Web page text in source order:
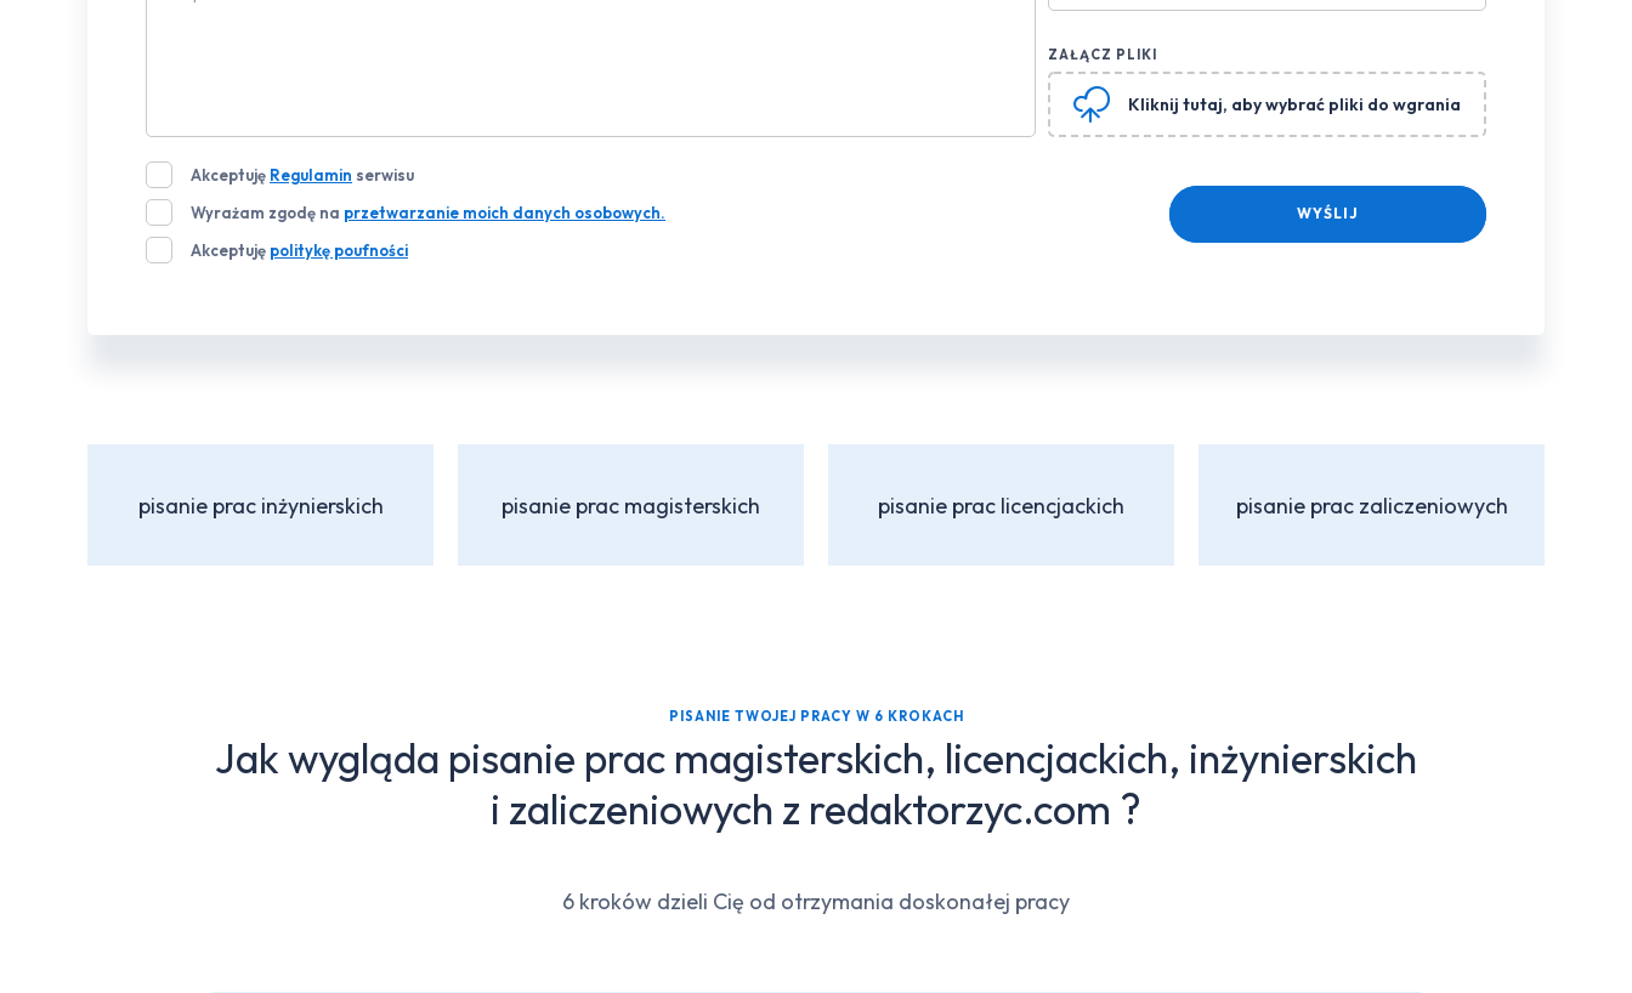
ZAŁĄCZ PLIKI
Kliknij tutaj, aby wybrać pliki do wgrania
Akceptuję Regulamin serwisu
Wyrażam zgodę na przetwarzanie moich danych osobowych.
Akceptuję politykę poufności
WYŚLIJ
pisanie prac inżynierskich pisanie prac magisterskich pisanie prac licencjackich pisanie prac zaliczeniowych
PISANIE TWOJEJ PRACY W 6 KROKACH
Jak wygląda pisanie prac magisterskich, licencjackich, inżynierskich
i zaliczeniowych z redaktorzyc.com ?
6 kroków dzieli Cię od otrzymania doskonałej pracy